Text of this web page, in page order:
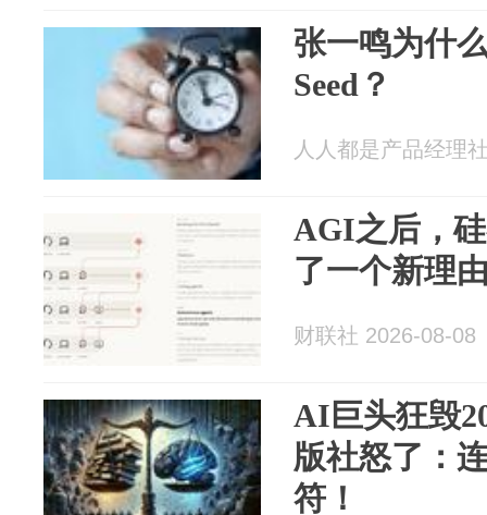
张一鸣为什
Seed？
人人都是产品经理
AGI之后，
了一个新理
财联社 2026-08-08
AI巨头狂毁
版社怒了：
符！